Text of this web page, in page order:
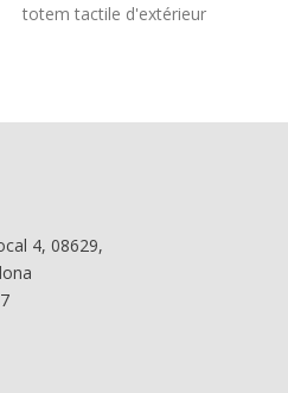
totem tactile d'extérieur
4, 08629,